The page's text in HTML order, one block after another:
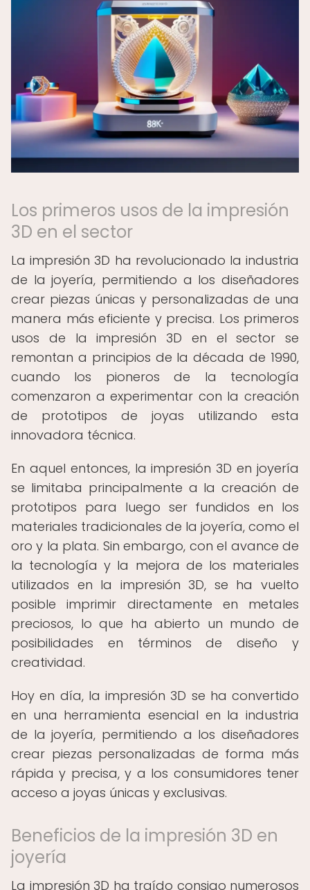
Los primeros usos de la impresión
3D en el sector
La impresión 3D ha revolucionado la industria
de la joyería, permitiendo a los diseñadores
crear piezas únicas y personalizadas de una
manera más eficiente y precisa. Los primeros
usos de la impresión 3D en el sector se
remontan a principios de la década de 1990,
cuando los pioneros de la tecnología
comenzaron a experimentar con la creación
de prototipos de joyas utilizando esta
innovadora técnica.
En aquel entonces, la impresión 3D en joyería
se limitaba principalmente a la creación de
prototipos para luego ser fundidos en los
materiales tradicionales de la joyería, como el
oro y la plata. Sin embargo, con el avance de
la tecnología y la mejora de los materiales
utilizados en la impresión 3D, se ha vuelto
posible imprimir directamente en metales
preciosos, lo que ha abierto un mundo de
posibilidades en términos de diseño y
creatividad.
Hoy en día, la impresión 3D se ha convertido
en una herramienta esencial en la industria
de la joyería, permitiendo a los diseñadores
crear piezas personalizadas de forma más
rápida y precisa, y a los consumidores tener
acceso a joyas únicas y exclusivas.
Beneficios de la impresión 3D en
joyería
La impresión 3D ha traído consigo numerosos